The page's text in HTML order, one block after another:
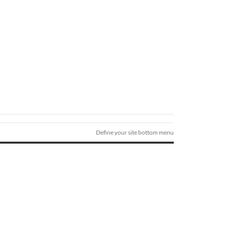
Define your site bottom menu